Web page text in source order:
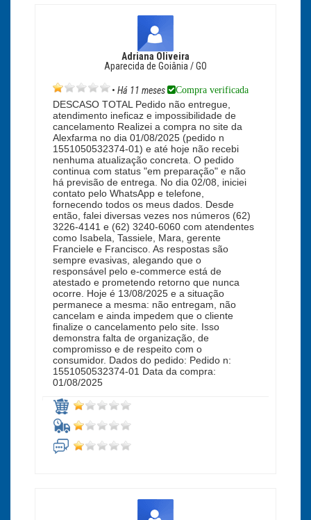
Adriana Oliveira
Aparecida de Goiânia / GO
• Há 11 meses Compra verificada
DESCASO TOTAL Pedido não entregue,
atendimento ineficaz e impossibilidade de
cancelamento Realizei a compra no site da
Alexfarma no dia 01/08/2025 (pedido n
1551050532374-01) e até hoje não recebi
nenhuma atualização concreta. O pedido
continua com status "em preparação" e não
há previsão de entrega. No dia 02/08, iniciei
contato pelo WhatsApp e telefone,
fornecendo todos os meus dados. Desde
então, falei diversas vezes nos números (62)
3226-4141 e (62) 3240-6060 com atendentes
como Isabela, Tassiele, Mara, gerente
Franciele e Francisco. As respostas são
sempre evasivas, alegando que o
responsável pelo e-commerce está de
atestado e prometendo retorno que nunca
ocorre. Hoje é 13/08/2025 e a situação
permanece a mesma: não entregam, não
cancelam e ainda impedem que o cliente
finalize o cancelamento pelo site. Isso
demonstra falta de organização, de
compromisso e de respeito com o
consumidor. Dados do pedido: Pedido n:
1551050532374-01 Data da compra:
01/08/2025